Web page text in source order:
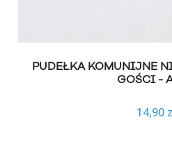
PUDEŁKA KOMUNIJNE
GOŚCI -
14,90